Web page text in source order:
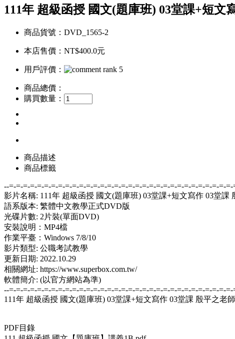
111年 超級函授 國文(題庫班) 03堂課+短文
商品貨號：DVD_1565-2
本店售價： NT$400.0元
用戶評價：
商品總價：
購買數量：
商品描述
商品標籤
--=-=-=-=-=-=-=-=-=-=-=-=-=-=-=-=-=-=-=-=-=-=-=-=-=-=-=-=-=-=-=-=-
影片名稱: 111年 超級函授 國文(題庫班) 03堂課+短文寫作 03堂課
語系版本: 繁體中文教學正式DVD版
光碟片數: 2片裝(單面DVD)
安裝說明：MP4檔
作業平臺：Windows 7/8/10
影片類型: 公職考試教學
更新日期: 2022.10.29
相關網址: https://www.superbox.com.tw/
軟體簡介: (以官方網站為準)
--=-=-=-=-=-=-=-=-=-=-=-=-=-=-=-=-=-=-=-=-=-=-=-=-=-=-=-=-=-=-=-=-
111年 超級函授 國文(題庫班) 03堂課+短文寫作 03堂課 殷平之老
PDF目錄